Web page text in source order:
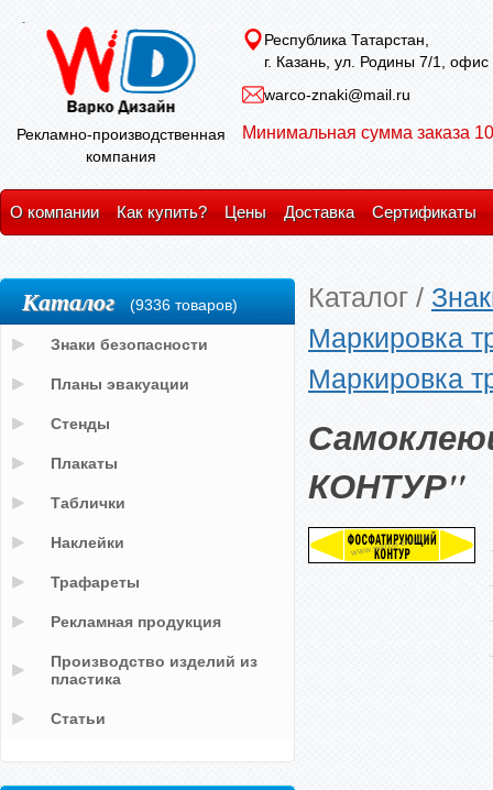
Рекламно-производственная
компания
Республика Татарстан,
г. Казань, ул. Родины 7/1, офис
warco-znaki@mail.ru
Минимальная сумма заказа
О компании Как купить? Цены Доставка Сертификаты
Каталог /
Маркировка
Маркировка
КОНТУР"
Каталог (9336 товаров)
Знаки безопасности
Планы эвакуации
Стенды
Плакаты
Таблички
Наклейки
Трафареты
Рекламная продукция
Производство изделий из
пластика
Статьи